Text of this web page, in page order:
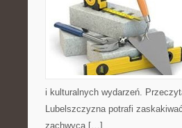
i kulturalnych wydarzeń.
Lubelszczyzna potrafi
zachwyca […]